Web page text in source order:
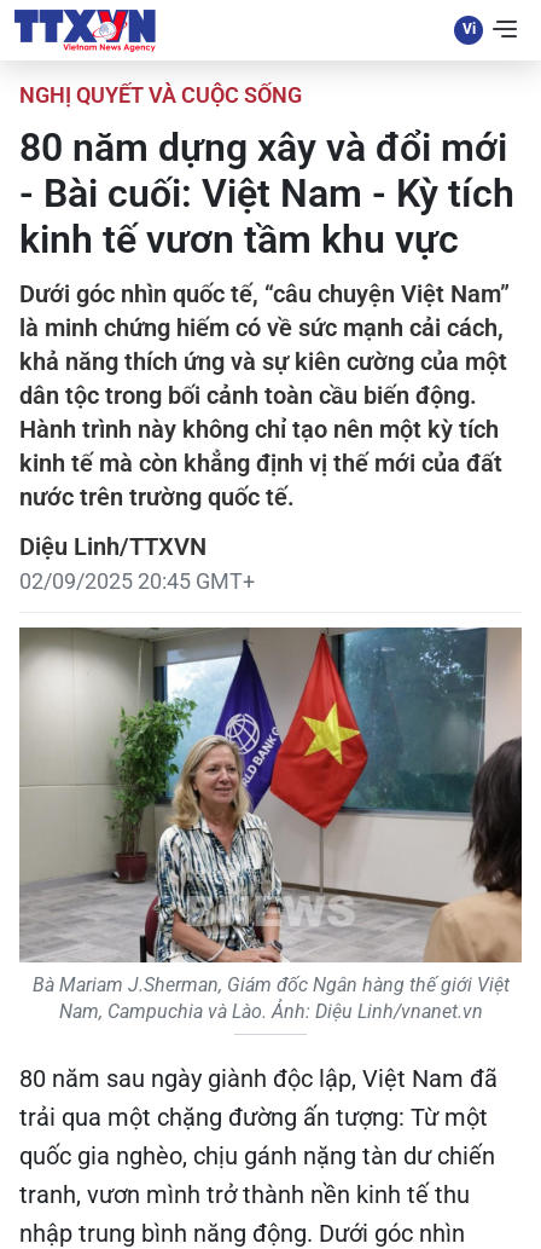
NGHỊ QUYẾT VÀ CUỘC SỐNG
80 năm dựng xây và đổi mới
- Bài cuối: Việt Nam - Kỳ tích
kinh tế vươn tầm khu vực
Dưới góc nhìn quốc tế, “câu chuyện Việt Nam”
là minh chứng hiếm có về sức mạnh cải cách,
khả năng thích ứng và sự kiên cường của một
dân tộc trong bối cảnh toàn cầu biến động.
Hành trình này không chỉ tạo nên một kỳ tích
kinh tế mà còn khẳng định vị thế mới của đất
nước trên trường quốc tế.
Diệu Linh/TTXVN
02/09/2025 20:45 GMT+
Bà Mariam J.Sherman, Giám đốc Ngân hàng thế giới Việt
Nam, Campuchia và Lào. Ảnh: Diệu Linh/vnanet.vn
80 năm sau ngày giành độc lập, Việt Nam đã
trải qua một chặng đường ấn tượng: Từ một
quốc gia nghèo, chịu gánh nặng tàn dư chiến
tranh, vươn mình trở thành nền kinh tế thu
nhập trung bình năng động. Dưới góc nhìn